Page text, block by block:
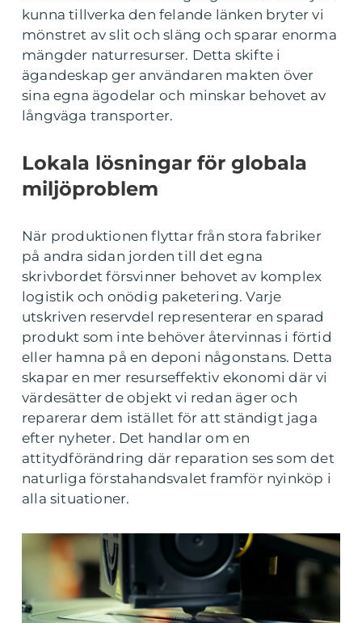
kunna tillverka den felande länken bryter vi
mönstret av slit och släng och sparar enorma
mängder naturresurser. Detta skifte i
ägandeskap ger användaren makten över
sina egna ägodelar och minskar behovet av
långväga transporter.
Lokala lösningar för globala
miljöproblem
När produktionen flyttar från stora fabriker
på andra sidan jorden till det egna
skrivbordet försvinner behovet av komplex
logistik och onödig paketering. Varje
utskriven reservdel representerar en sparad
produkt som inte behöver återvinnas i förtid
eller hamna på en deponi någonstans. Detta
skapar en mer resurseffektiv ekonomi där vi
värdesätter de objekt vi redan äger och
reparerar dem istället för att ständigt jaga
efter nyheter. Det handlar om en
attitydförändring där reparation ses som det
naturliga förstahandsvalet framför nyinköp i
alla situationer.